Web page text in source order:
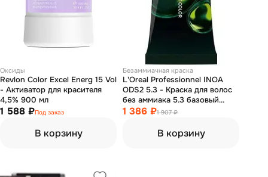
Оксиды
Revlon Color Excel Energ 15 Vol
- Активатор для красителя
4,5% 900 мл
1 588 ₽Под заказ
В корзину
Безаммиачная краска
L'Oreal Professionnel INOA
ODS2 5.3 - Краска для волос
без аммиака 5.3 базовый
светлый шатен золотистый 60
1 386 ₽1 907 ₽
В корзину